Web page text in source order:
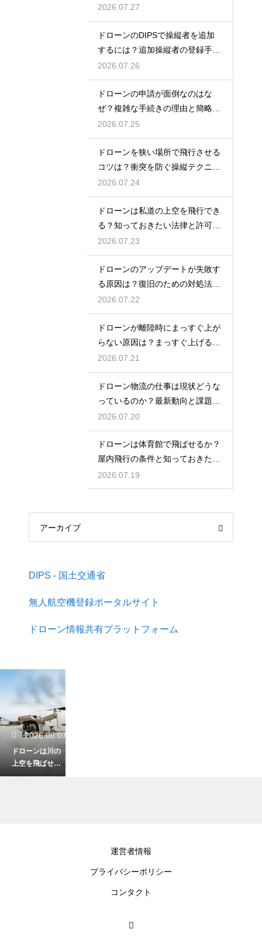
ント
2026.07.27
ドローンのDIPSで操縦者を追加
するには？追加操縦者の登録手順
を解説
2026.07.26
ドローンの申請が面倒なのはな
ぜ？複雑な手続きの理由と簡略化
の動向
2026.07.25
ドローンを狭い場所で飛行させる
コツは？衝突を防ぐ操縦テクニッ
クを解説
2026.07.24
ドローンは私道の上空を飛行でき
る？知っておきたい法律と許可の
ルール
2026.07.23
ドローンのアップデートが失敗す
る原因は？復旧のための対処法を
解説
2026.07.22
ドローンが離陸時にまっすぐ上が
らない原因は？まっすぐ上げるた
めのコツを解説
2026.07.21
ドローン物流の仕事は現状どうな
っているのか？最新動向と課題を
解説
2026.07.20
ドローンは体育館で飛ばせるか？
屋内飛行の条件と知っておきたい
注意点
2026.07.19
アーカイブ
DIPS - 国土交通省
無人航空機登録ポータルサイト
ドローン情報共有プラットフォーム
2026.08.07
ドローンは川の
上空を飛ばせる
のか？飛行ルー
運営者情報
プライバシーポリシー
コンタクト